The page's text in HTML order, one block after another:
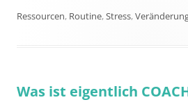
Ressourcen, Routine,Stress,
Was ist eigentlich